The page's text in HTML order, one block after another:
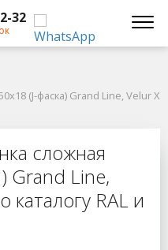
32
(J-фаска) Grand Line, Velur X
сложная
(J-фаска) Grand Line, Velur X
сложная
Grand Line,
каталогу RAL и